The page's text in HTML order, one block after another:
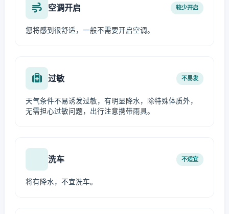
空调开启 较少开启
您将感到很舒适，一般不需要开启空调。
过敏 不易发
天气条件不易诱发过敏，有明显降水，除特殊体质外，
无需担心过敏问题，出行注意携带雨具。
洗车 不适宜
将有降水，不宜洗车。